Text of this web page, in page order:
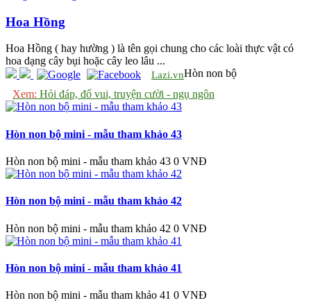
Hoa Hồng
Hoa Hồng ( hay hường ) là tên gọi chung cho các loài thực vật có
hoa dạng cây bụi hoặc cây leo lâu ...
Lazi.vn
Xem: Hỏi đáp, đố vui, truyện cười - ngụ ngôn
Hòn non bộ
Hòn non bộ mini - mẫu tham khảo 43
Hòn non bộ mini - mẫu tham khảo 43 0 VNĐ
Hòn non bộ mini - mẫu tham khảo 42
Hòn non bộ mini - mẫu tham khảo 42 0 VNĐ
Hòn non bộ mini - mẫu tham khảo 41
Hòn non bộ mini - mẫu tham khảo 41 0 VNĐ